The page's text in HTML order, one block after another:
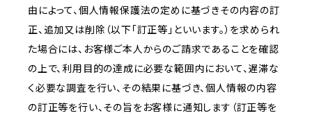
由によって、個人情報保護法の定めに基づきその内容の訂
正、追加又は削除（以下「訂正等」といいます。）を求められ
た場合には、お客様ご本人からのご請求であることを確認
の上で、利用目的の達成に必要な範囲内において、遅滞な
く必要な調査を行い、その結果に基づき、個人情報の内容
の訂正等を行い、その旨をお客様に通知します（訂正等を